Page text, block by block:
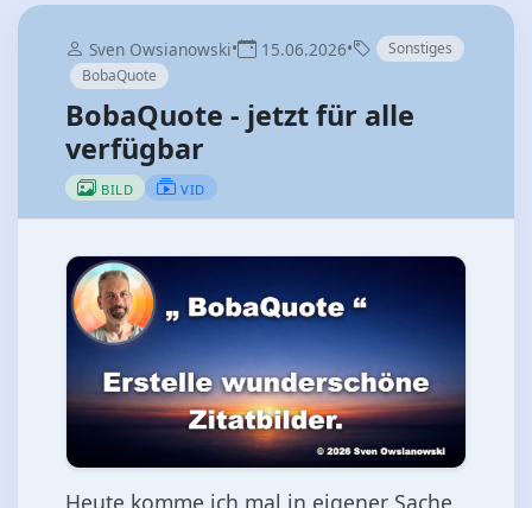
Sven Owsianowski• 15.06.2026•
Sonstiges
BobaQuote
BobaQuote - jetzt für alle
verfügbar
BILD VID